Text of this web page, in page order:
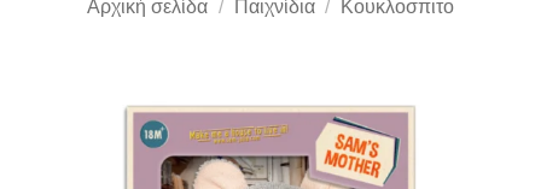
Αρχική σελίδα / Παιχνίδια / Κουκλoσπιτο